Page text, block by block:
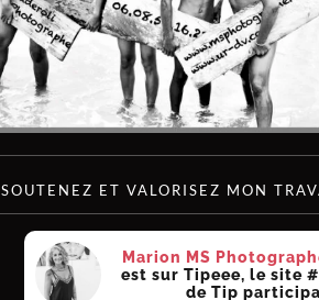
SOUTENEZ ET VALORISEZ MON
Marion MS
est sur Tipeee, le site
de Tip